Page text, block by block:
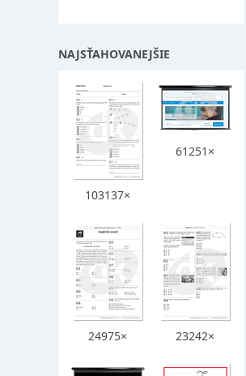
NAJSŤAHOVANEJŠIE
103137×
61251×
24975× 23242×